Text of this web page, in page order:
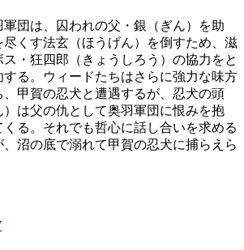
団は、囚われの父・銀（ぎん）を助
くす法玄（ほうげん）を倒すため、滋
・狂四郎（きょうしろう）の協力をと
する。ウィードたちはさらに強力な味方
、甲賀の忍犬と遭遇するが、忍犬の頭
）は父の仇として奥羽軍団に恨みを抱
る。それでも哲心に話し合いを求める
沼の底で溺れて甲賀の忍犬に捕らえら